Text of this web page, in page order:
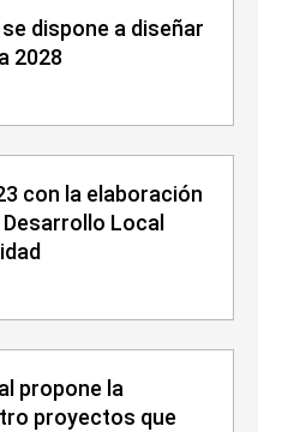
dispone a diseñar
2028
con la elaboración
Local
propone la
proyectos que